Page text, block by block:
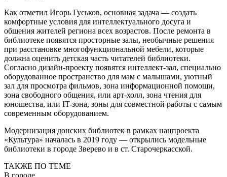
Как отметил Игорь Гуськов, основная задача — создать
комфортные условия для интеллектуального досуга и
общения жителей региона всех возрастов. После ремонта в
библиотеке появятся просторные залы, необычные решения
при расстановке многофункциональной мебели, которые
должна оценить детская часть читателей библиотеки.
Согласно дизайн-проекту появятся интеллект-зал, специально
оборудованное пространство для мам с малышами, уютный
зал для просмотра фильмов, зона информационной помощи,
зона свободного общения, или арт-холл, зона чтения для
юношества, или IT-зона, зоны для совместной работы с самым
современным оборудованием.
Модернизация донских библиотек в рамках нацпроекта
«Культура» началась в 2019 году — открылись модельные
библиотеки в городе Зверево и в ст. Старочеркасской.
ТАКЖЕ ПО ТЕМЕ
В городе